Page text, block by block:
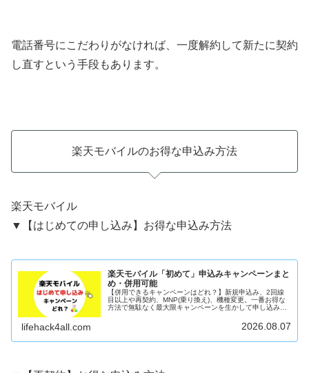
電話番号にこだわりがなければ、一度解約して新たに契約
し直すという手段もあります。
楽天モバイルのお得な申込み方法
楽天モバイル
▼【はじめての申し込み】お得な申込み方法
楽天モバイル「初めて」申込みキャンペーンまと
め・併用可能
【併用できるキャンペーンはどれ？】新規申込み、2回線
目以上や再契約、MNP(乗り換え)、機種変更。一番お得な
方法で無駄なく最大限キャンペーンを生かして申し込みま
lifehack4all.com 2026.08.07